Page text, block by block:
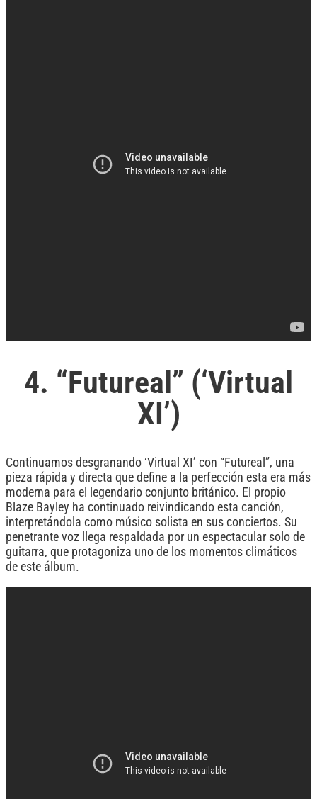
4. “Futureal” (‘Virtual
XI’)
Continuamos desgranando ‘Virtual XI’ con “Futureal”, una
pieza rápida y directa que define a la perfección esta era más
moderna para el legendario conjunto británico. El propio
Blaze Bayley ha continuado reivindicando esta canción,
interpretándola como músico solista en sus conciertos. Su
penetrante voz llega respaldada por un espectacular solo de
guitarra, que protagoniza uno de los momentos climáticos
de este álbum.